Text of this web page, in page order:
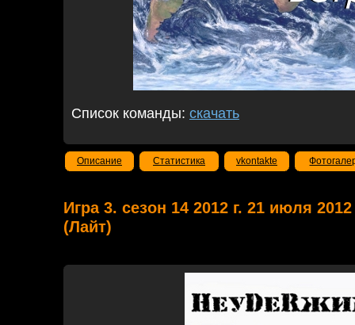
Список команды: скачать
Описание Статистика vkontakte
Игра 3. сезон 14 2012 г. 21 июля
(Лайт)